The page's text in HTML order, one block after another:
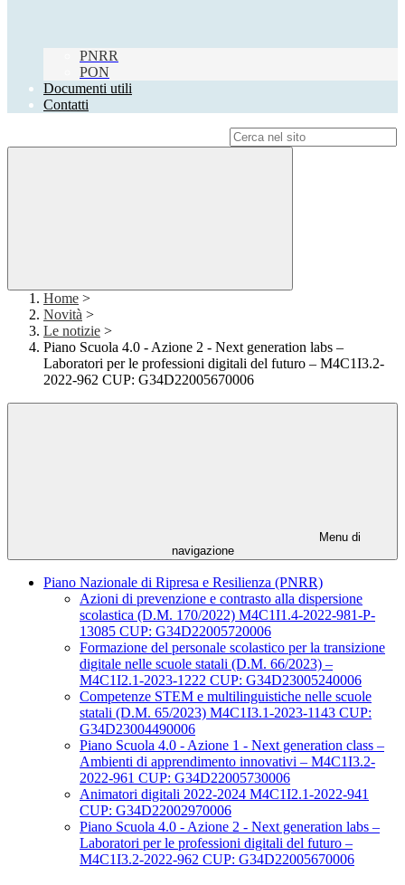
PNRR
PON
Documenti utili
Contatti
Home >
Novità >
Le notizie >
Piano Scuola 4.0 - Azione 2 - Next generation labs –
Laboratori per le professioni digitali del futuro – M4C1I3.2-
2022-962 CUP: G34D22005670006
Menu di
navigazione
Piano Nazionale di Ripresa e Resilienza (PNRR)
Azioni di prevenzione e contrasto alla dispersione
scolastica (D.M. 170/2022) M4C1I1.4-2022-981-P-
13085 CUP: G34D22005720006
Formazione del personale scolastico per la transizione
digitale nelle scuole statali (D.M. 66/2023) –
M4C1I2.1-2023-1222 CUP: G34D23005240006
Competenze STEM e multilinguistiche nelle scuole
statali (D.M. 65/2023) M4C1I3.1-2023-1143 CUP:
G34D23004490006
Piano Scuola 4.0 - Azione 1 - Next generation class –
Ambienti di apprendimento innovativi – M4C1I3.2-
2022-961 CUP: G34D22005730006
Animatori digitali 2022-2024 M4C1I2.1-2022-941
CUP: G34D22002970006
Piano Scuola 4.0 - Azione 2 - Next generation labs –
Laboratori per le professioni digitali del futuro –
M4C1I3.2-2022-962 CUP: G34D22005670006